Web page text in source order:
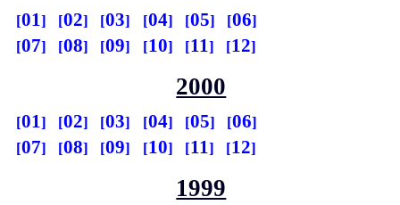
01 02 03 04 05
06
07
08 09 10 11 12
2000
01 02 03 04 05
06
07
08 09 10 11 12
1999